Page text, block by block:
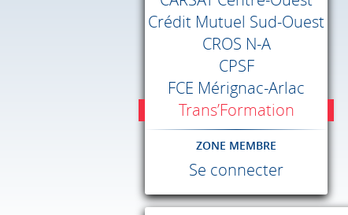
Crédit Mutuel Sud-Ouest
CROS N-A
CPSF
FCE Mérignac-Arlac
Trans’Formation
ZONE MEMBRE
Se connecter